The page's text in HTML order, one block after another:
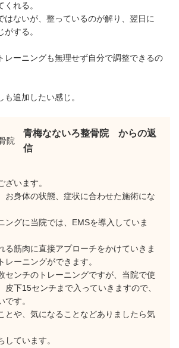
れる。
はないが、整っているのが解り、翌日に
する。
レーニングも無理せず自分で調整できるの
追加したい感じ。
青梅なないろ整骨院 からの返
信
ざいます。
お身体の状態、症状に合わせた施術にな
ングに当院では、EMSを導入していま
る筋肉に直接アプローチをかけていきま
レーニングができます。
センチのトレーニングですが、当院で使
皮下15センチまで入っていきますので、
す。
とや、気になることなどありましたら気
しています。